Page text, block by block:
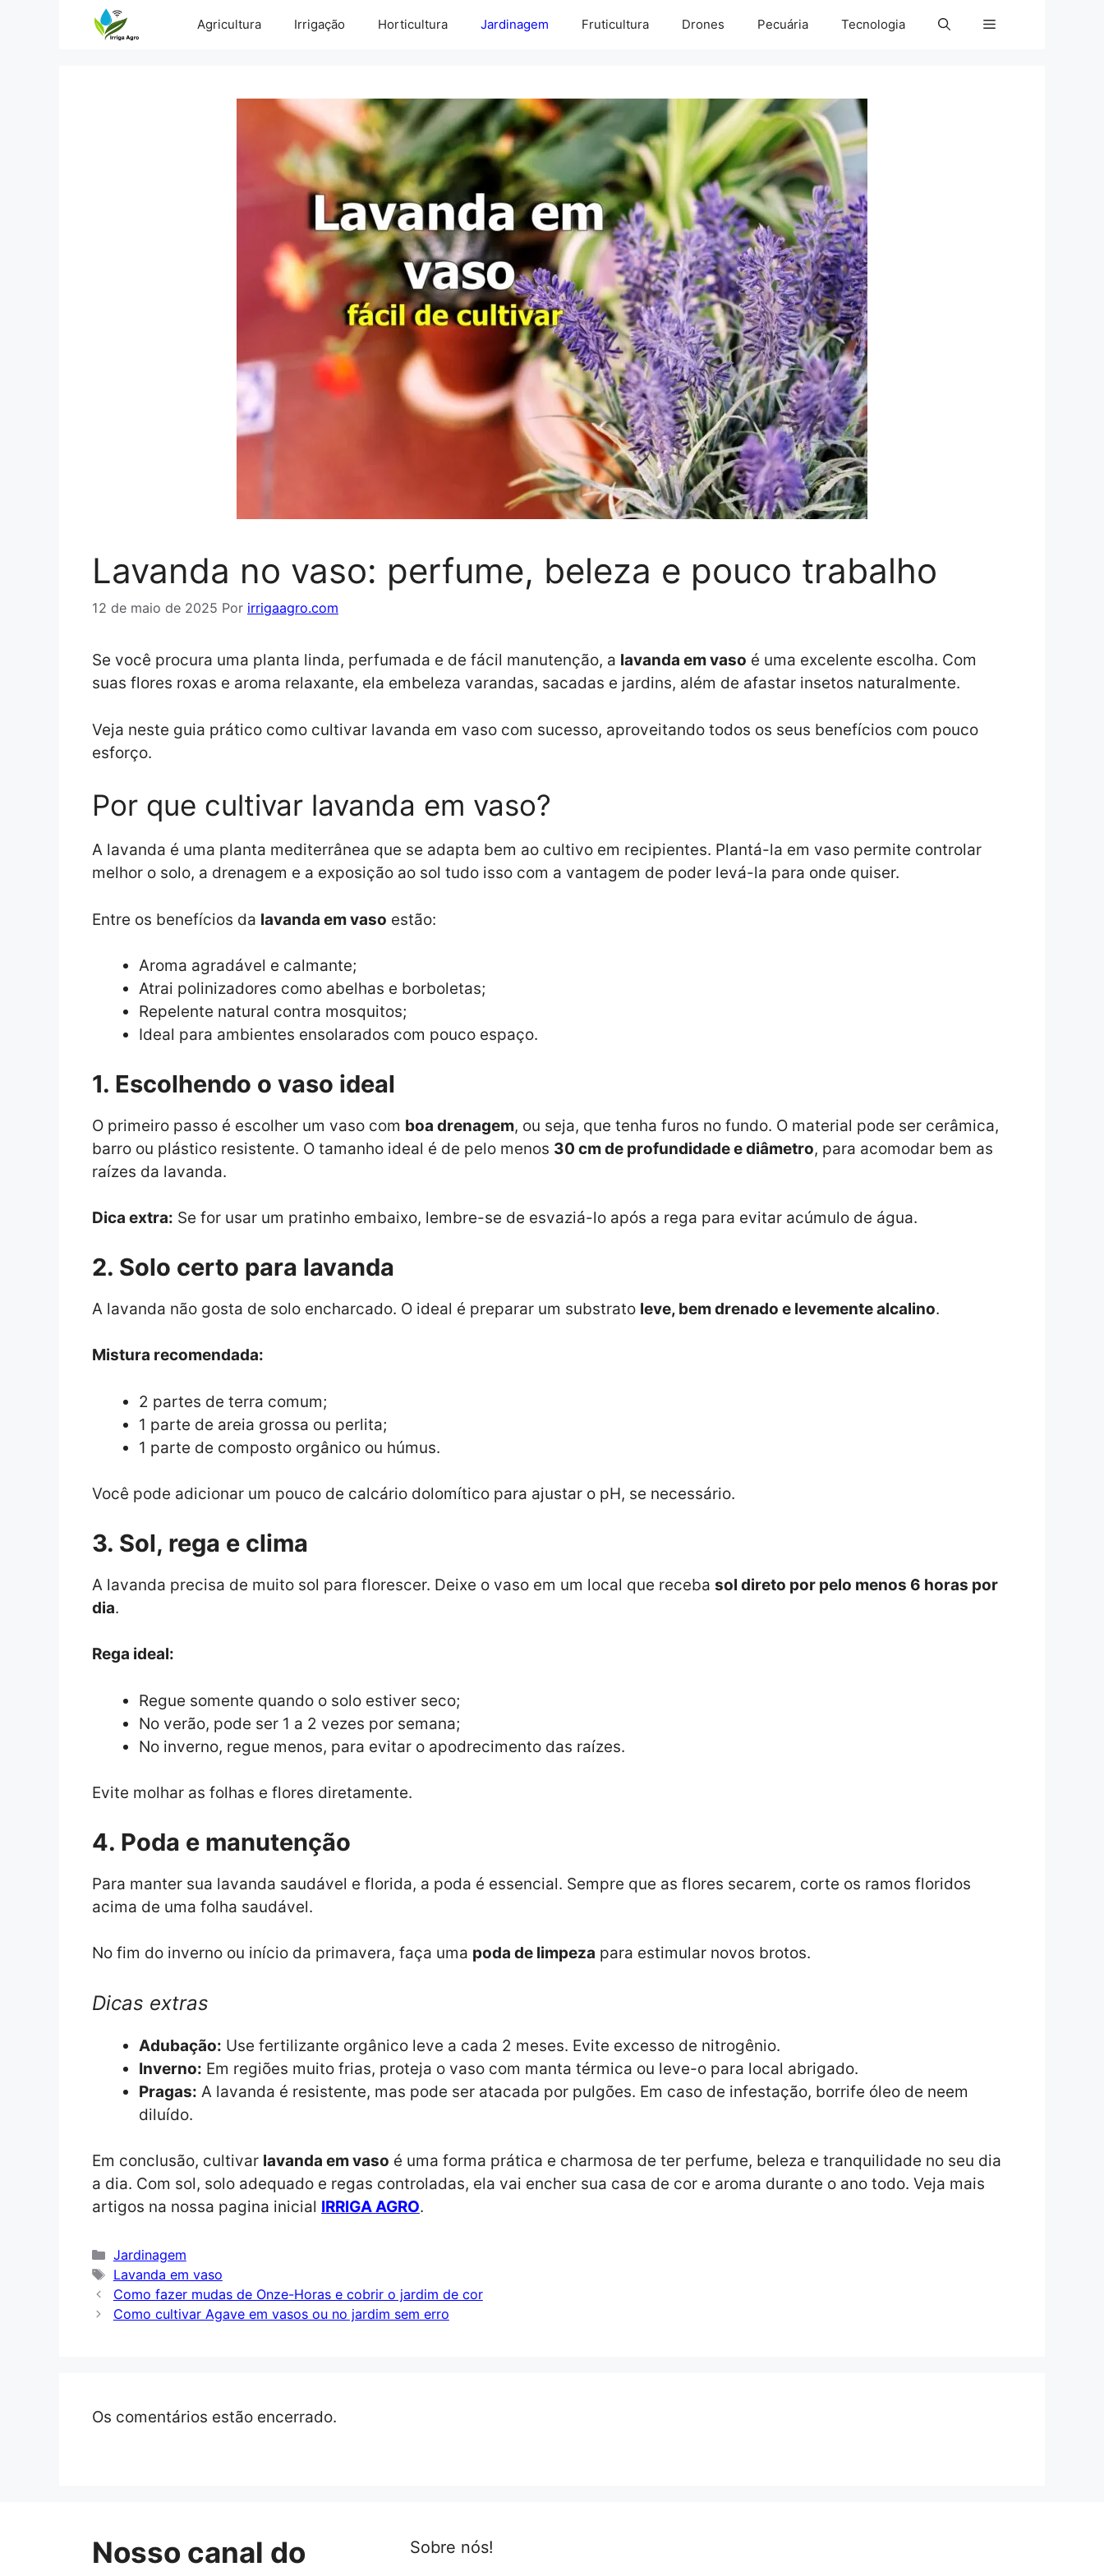
Agricultura Irrigação Horticultura Jardinagem Fruticultura Drones Pecuária Tecnologia
Lavanda no vaso: perfume, beleza e pouco trabalho
12 de maio de 2025 Por irrigaagro.com
Se você procura uma planta linda, perfumada e de fácil manutenção, a lavanda em vaso é uma excelente escolha. Com
suas flores roxas e aroma relaxante, ela embeleza varandas, sacadas e jardins, além de afastar insetos naturalmente.
Veja neste guia prático como cultivar lavanda em vaso com sucesso, aproveitando todos os seus benefícios com pouco
esforço.
Por que cultivar lavanda em vaso?
A lavanda é uma planta mediterrânea que se adapta bem ao cultivo em recipientes. Plantá-la em vaso permite controlar
melhor o solo, a drenagem e a exposição ao sol tudo isso com a vantagem de poder levá-la para onde quiser.
Entre os benefícios da lavanda em vaso estão:
Aroma agradável e calmante;
Atrai polinizadores como abelhas e borboletas;
Repelente natural contra mosquitos;
Ideal para ambientes ensolarados com pouco espaço.
1. Escolhendo o vaso ideal
O primeiro passo é escolher um vaso com boa drenagem, ou seja, que tenha furos no fundo. O material pode ser cerâmica,
barro ou plástico resistente. O tamanho ideal é de pelo menos 30 cm de profundidade e diâmetro, para acomodar bem as
raízes da lavanda.
Dica extra: Se for usar um pratinho embaixo, lembre-se de esvaziá-lo após a rega para evitar acúmulo de água.
2. Solo certo para lavanda
A lavanda não gosta de solo encharcado. O ideal é preparar um substrato leve, bem drenado e levemente alcalino.
Mistura recomendada:
2 partes de terra comum;
1 parte de areia grossa ou perlita;
1 parte de composto orgânico ou húmus.
Você pode adicionar um pouco de calcário dolomítico para ajustar o pH, se necessário.
3. Sol, rega e clima
A lavanda precisa de muito sol para florescer. Deixe o vaso em um local que receba sol direto por pelo menos 6 horas por
dia.
Rega ideal:
Regue somente quando o solo estiver seco;
No verão, pode ser 1 a 2 vezes por semana;
No inverno, regue menos, para evitar o apodrecimento das raízes.
Evite molhar as folhas e flores diretamente.
4. Poda e manutenção
Para manter sua lavanda saudável e florida, a poda é essencial. Sempre que as flores secarem, corte os ramos floridos
acima de uma folha saudável.
No fim do inverno ou início da primavera, faça uma poda de limpeza para estimular novos brotos.
Dicas extras
Adubação: Use fertilizante orgânico leve a cada 2 meses. Evite excesso de nitrogênio.
Inverno: Em regiões muito frias, proteja o vaso com manta térmica ou leve-o para local abrigado.
Pragas: A lavanda é resistente, mas pode ser atacada por pulgões. Em caso de infestação, borrife óleo de neem
diluído.
Em conclusão, cultivar lavanda em vaso é uma forma prática e charmosa de ter perfume, beleza e tranquilidade no seu dia
a dia. Com sol, solo adequado e regas controladas, ela vai encher sua casa de cor e aroma durante o ano todo. Veja mais
artigos na nossa pagina inicial IRRIGA AGRO.
Categorias
Jardinagem
Tags
Lavanda em vaso
Como fazer mudas de Onze-Horas e cobrir o jardim de cor
Como cultivar Agave em vasos ou no jardim sem erro
Os comentários estão encerrado.
Nosso canal do
Sobre nós!